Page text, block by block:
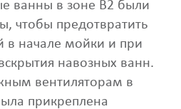
ванны в зоне B2 были
чтобы предотвратить
в начале мойки и при
навозных ванн.
вентиляторам в
прикреплена